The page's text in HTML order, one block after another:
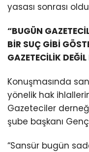
yasası sonrası
“BUGÜN
BİR SUÇ GİBİ
GAZETECİLİK
Konuşmasında
yönelik hak
Gazeteciler
şube başkanı
“Sansür bugün